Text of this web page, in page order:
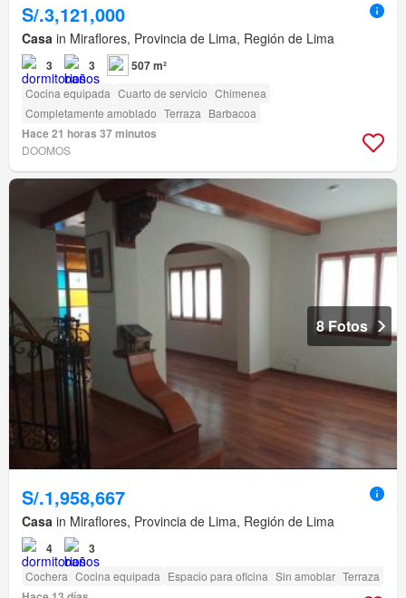
S/.3,121,000
Casa in Miraflores, Provincia de Lima, Región de Lima
3 3 507 m²
Cocina equipada Cuarto de servicio Chimenea
Completamente amoblado Terraza Barbacoa
Hace 21 horas 37 minutos
DOOMOS
8 Fotos
S/.1,958,667
Casa in Miraflores, Provincia de Lima, Región de Lima
4 3
Cochera Cocina equipada Espacio para oficina Sin amoblar Terraza